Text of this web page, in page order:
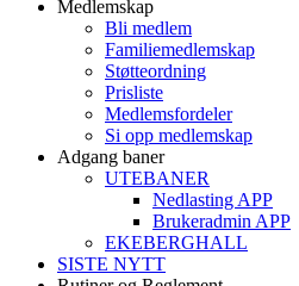
Medlemskap
Bli medlem
Familiemedlemskap
Støtteordning
Prisliste
Medlemsfordeler
Si opp medlemskap
Adgang baner
UTEBANER
Nedlasting APP
Brukeradmin APP
EKEBERGHALL
SISTE NYTT